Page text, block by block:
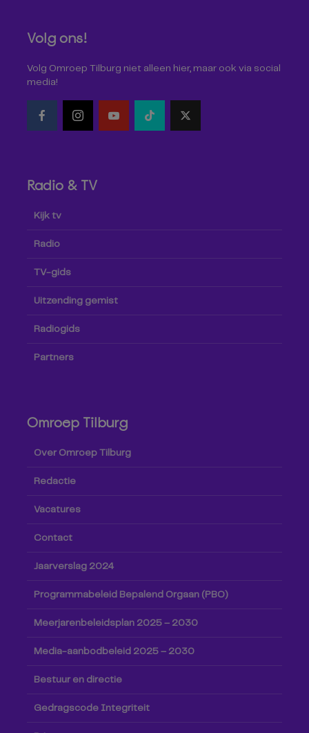
Volg ons!
Volg Omroep Tilburg niet alleen hier, maar ook via social
media!
Radio & TV
Kijk tv
Radio
TV-gids
Uitzending gemist
Radiogids
Partners
Omroep Tilburg
Over Omroep Tilburg
Redactie
Vacatures
Contact
Jaarverslag 2024
Programmabeleid Bepalend Orgaan (PBO)
Meerjarenbeleidsplan 2025 – 2030
Media-aanbodbeleid 2025 – 2030
Bestuur en directie
Gedragscode Integriteit